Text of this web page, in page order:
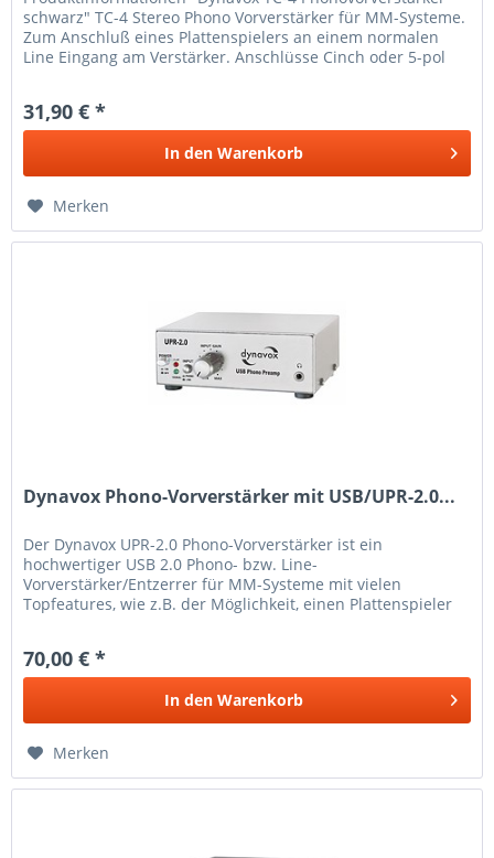
schwarz" TC-4 Stereo Phono Vorverstärker für MM-Systeme.
Zum Anschluß eines Plattenspielers an einem normalen
Line Eingang am Verstärker. Anschlüsse Cinch oder 5-pol
31,90 € *
In den Warenkorb
Merken
Dynavox Phono-Vorverstärker mit USB/UPR-2.0...
Der Dynavox UPR-2.0 Phono-Vorverstärker ist ein
hochwertiger USB 2.0 Phono- bzw. Line-
Vorverstärker/Entzerrer für MM-Systeme mit vielen
Topfeatures, wie z.B. der Möglichkeit, einen Plattenspieler
70,00 € *
In den Warenkorb
Merken